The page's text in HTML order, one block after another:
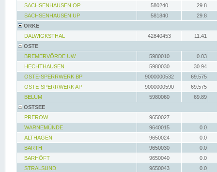
SACHSENHAUSEN OP
580240
29.8
SACHSENHAUSEN UP
581840
29.8
ORKE
DALWIGKSTHAL
42840453
11.41
OSTE
BREMERVÖRDE UW
5980010
0.03
HECHTHAUSEN
5980030
30.94
OSTE-SPERRWERK BP
9000000532
69.575
OSTE-SPERRWERK AP
9000000590
69.575
BELUM
5980060
69.89
OSTSEE
PREROW
9650027
WARNEMÜNDE
9640015
0.0
ALTHAGEN
9650024
0.0
BARTH
9650030
0.0
BARHÖFT
9650040
0.0
STRALSUND
9650043
0.0